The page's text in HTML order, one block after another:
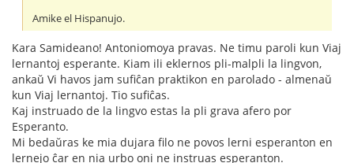
Amike el Hispanujo.
Kara Samideano! Antoniomoya pravas. Ne timu paroli kun Viaj
lernantoj esperante. Kiam ili eklernos pli-malpli la lingvon,
ankaŭ Vi havos jam sufiĉan praktikon en parolado - almenaŭ
kun Viaj lernantoj. Tio sufiĉas.
Kaj instruado de la lingvo estas la pli grava afero por
Esperanto.
Mi bedaŭras ke mia dujara filo ne povos lerni esperanton en
lernejo ĉar en nia urbo oni ne instruas esperanton.